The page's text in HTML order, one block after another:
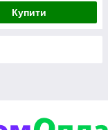
Купити